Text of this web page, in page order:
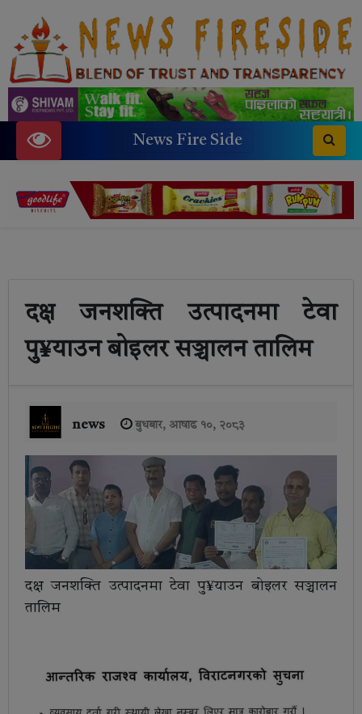
News Fire Side
दक्ष जनशक्ति उत्पादनमा टेवा
पु¥याउन बोइलर सञ्चालन तालिम
news बुधबार, आषाढ १०, २०८३
दक्ष जनशक्ति उत्पादनमा टेवा पु¥याउन बोइलर सञ्चालन
तालिम